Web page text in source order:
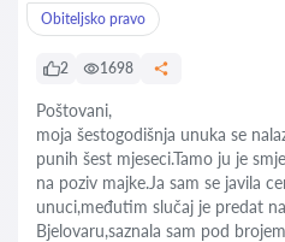
Obiteljsko pravo
2 1698
Poštovani,
moja šestogodišnja unuka se
punih šest mjeseci.Tamo ju je
na poziv majke.Ja sam se javila
unuci,međutim slučaj je predat
Bjelovaru,saznala sam pod